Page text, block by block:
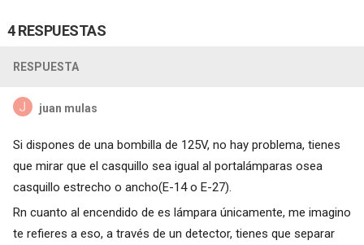
4 RESPUESTAS
RESPUESTA
juan mulas
Si dispones de una bombilla de 125V, no hay problema, tienes
que mirar que el casquillo sea igual al portalámparas osea
casquillo estrecho o ancho(E-14 o E-27).
Rn cuanto al encendido de es lámpara únicamente, me imagino
te refieres a eso, a través de un detector, tienes que separar